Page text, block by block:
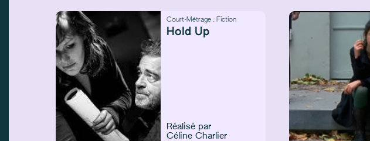
Court-Métrage : Fiction
Hold Up
Réalisé par
Céline Charlier